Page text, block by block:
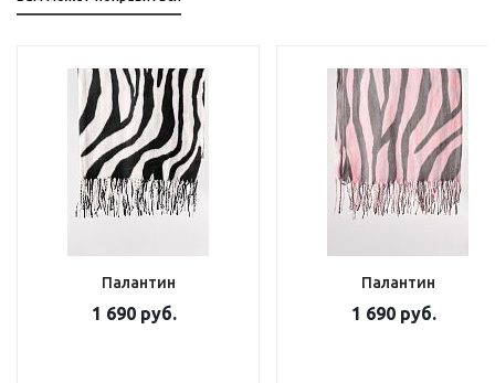
Палантин
1 690 руб.
Палантин
1 690 руб.